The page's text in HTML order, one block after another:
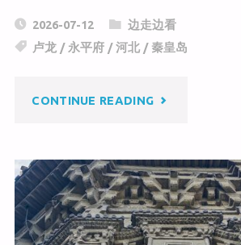
C
h
a
W
b
c
e
o
2026-07-12
边走边看
卢龙 / 永平府 /河北 /秦皇岛
CONTINUE READING"卢
永
平